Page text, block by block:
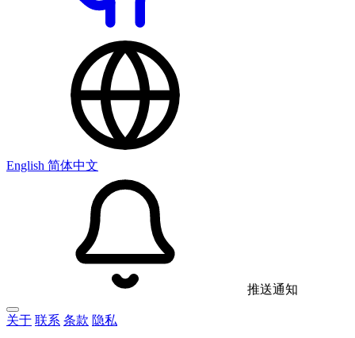
English 简体中文
推送通知
关于 联系 条款 隐私